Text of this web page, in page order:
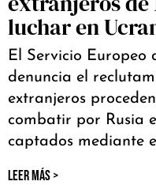
luchar en
El Servicio Europeo
denuncia el
extranjeros
combatir por Rusia
captados mediante
LEER MÁS >